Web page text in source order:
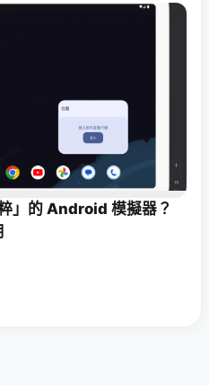
」的 Android 模擬器？